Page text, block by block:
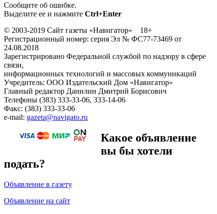
Сообщите об ошибке.
Выделите ее и нажмите Ctrl+Enter
© 2003-2019 Сайт газеты «Навигатор» 18+
Регистрационный номер: серия Эл № ФС77-73469 от
24.08.2018
Зарегистрировано Федеральной службой по надзору в сфере
связи,
информационных технологий и массовых коммуникаций
Учредитель: ООО Издательский Дом «Навигатор»
Главный редактор Данилин Дмитрий Борисович
Телефоны (383) 333-33-06, 333-14-06
Факс: (383) 333-33-06
e-mail: gazeta@navigato.ru
Какое объявление
вы бы хотели
подать?
Объявление в газету
Объявление на сайт